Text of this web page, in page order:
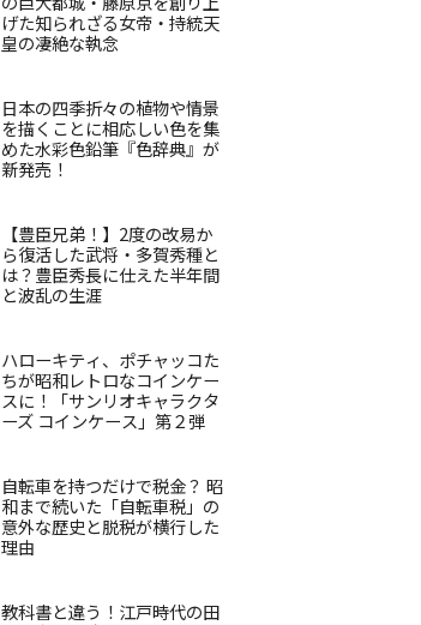
げた知られざる女帝・持統天
皇の凄絶な執念
日本の四季折々の植物や情景
を描くことに相応しい色を集
めた水彩色鉛筆『色辞典』が
新発売！
【豊臣兄弟！】2度の改易か
ら復活した武将・多賀秀種と
は？豊臣秀長に仕えた半年間
と波乱の生涯
ハローキティ、ポチャッコた
ちが昭和レトロなコインケー
スに！「サンリオキャラクタ
ーズ コインケース」第２弾
自転車を持つだけで税金？ 昭
和まで続いた「自転車税」の
意外な歴史と脱税が横行した
理由
教科書と違う！江戸時代の田